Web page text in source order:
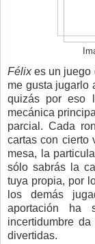
Félixes un juego
me gusta jugarlo
quizás por eso
mecánica
parcial. Cada
cartas con cierto
mesa, la
sólo sabrás la
tuya propia, por
los demás
aportación ha
incertidumbre
divertidas.